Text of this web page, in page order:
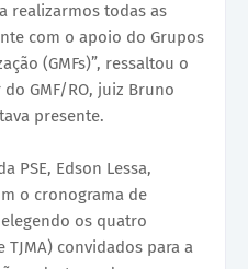
realizarmos todas as
com o apoio do Grupos
(GMFs)”, ressaltou o
GMF/RO, juiz Bruno
presente.
PSE, Edson Lessa,
o cronograma de
os quatro
TJMA) convidados para a